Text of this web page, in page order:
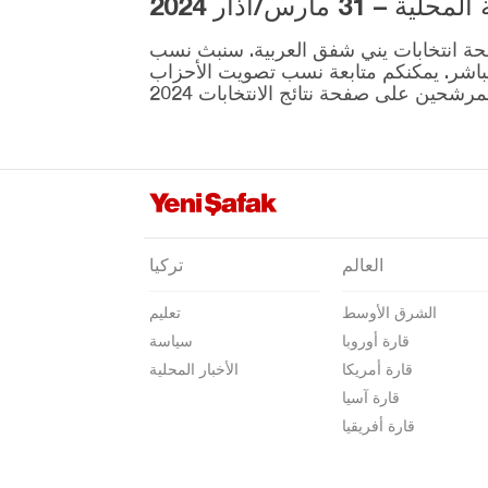
إيغدير
إيسبارتا
قهرمان ماراش
كرامان
كارس
كاستاموني
قيصري
كلّس
المقرر إجراؤها في 31 مارس موجودة على صفحة انتخابات يني شفق العربية. سنبث نسب
ونتائج الانتخابات بشكل مباشر. يمكنكم متابعة نسب تصويت الأحزاب
تركيا
تعليم
سياسة
الأخبار المحلية
العالم
الشرق الأوسط
قارة أوروبا
قارة أمريكا
قارة آسيا
قارة أفريقيا